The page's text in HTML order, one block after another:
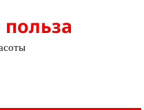
польза